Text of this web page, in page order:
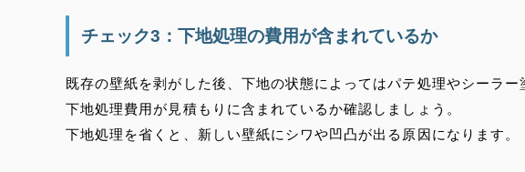
チェック3：下地処理の費用が含まれているか
既存の壁紙を剥がした後、下地の状態によってはパテ処理やシーラー
下地処理費用が見積もりに含まれているか確認しましょう。
下地処理を省くと、新しい壁紙にシワや凹凸が出る原因になります。